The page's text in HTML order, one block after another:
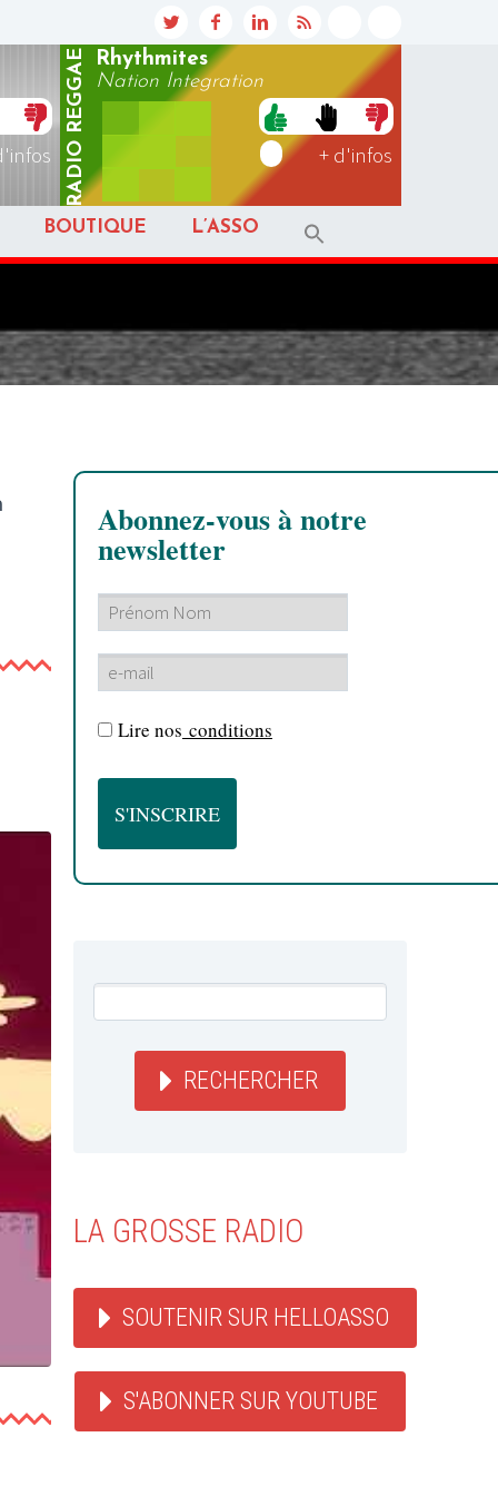
RADIO
REGGAE
Rhythmites
Nation Integration
+ d'infos
BOUTIQUE L’ASSO
Abonnez-vous à notre
newsletter
Lire nos conditions
RECHERCHER
LA GROSSE RADIO
SOUTENIR SUR HELLOASSO
S'ABONNER SUR YOUTUBE